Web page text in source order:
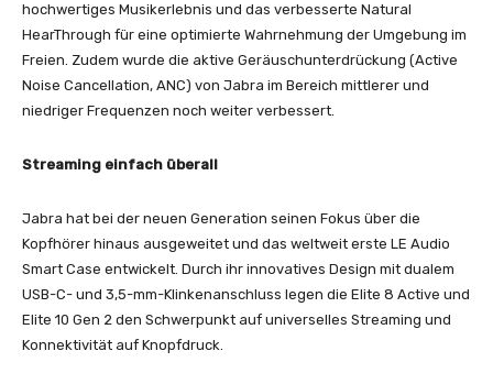
hochwertiges Musikerlebnis und das verbesserte Natural
HearThrough für eine optimierte Wahrnehmung der Umgebung im
Freien. Zudem wurde die aktive Geräuschunterdrückung (Active
Noise Cancellation, ANC) von Jabra im Bereich mittlerer und
niedriger Frequenzen noch weiter verbessert.
Streaming einfach überall
Jabra hat bei der neuen Generation seinen Fokus über die
Kopfhörer hinaus ausgeweitet und das weltweit erste LE Audio
Smart Case entwickelt. Durch ihr innovatives Design mit dualem
USB-C- und 3,5-mm-Klinkenanschluss legen die Elite 8 Active und
Elite 10 Gen 2 den Schwerpunkt auf universelles Streaming und
Konnektivität auf Knopfdruck.